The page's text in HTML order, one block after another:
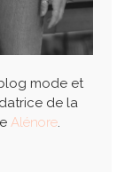
mode et
de la
Alénore.